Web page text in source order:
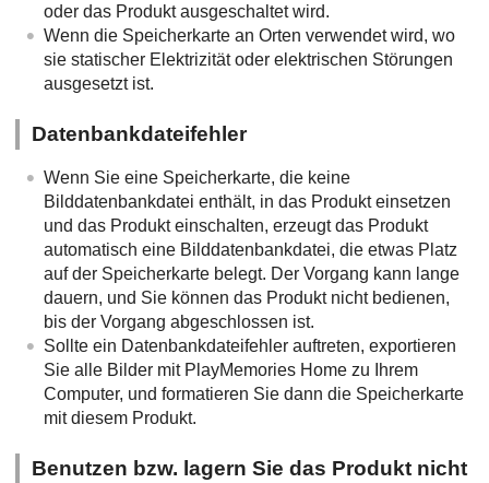
oder das Produkt ausgeschaltet wird.
Wenn die Speicherkarte an Orten verwendet wird, wo
sie statischer Elektrizität oder elektrischen Störungen
ausgesetzt ist.
Datenbankdateifehler
Wenn Sie eine Speicherkarte, die keine
Bilddatenbankdatei enthält, in das Produkt einsetzen
und das Produkt einschalten, erzeugt das Produkt
automatisch eine Bilddatenbankdatei, die etwas Platz
auf der Speicherkarte belegt. Der Vorgang kann lange
dauern, und Sie können das Produkt nicht bedienen,
bis der Vorgang abgeschlossen ist.
Sollte ein Datenbankdateifehler auftreten, exportieren
Sie alle Bilder mit PlayMemories Home zu Ihrem
Computer, und formatieren Sie dann die Speicherkarte
mit diesem Produkt.
Benutzen bzw. lagern Sie das Produkt nicht